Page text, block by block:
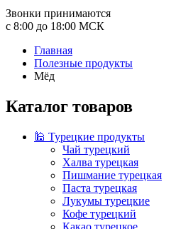
Звонки принимаются
с 8:00 до 18:00 МСК
Главная
Полезные продукты
Мёд
Каталог товаров
🕌 Турецкие продукты
Чай турецкий
Халва турецкая
Пишмание турецкая
Паста турецкая
Лукумы турецкие
Кофе турецкий
Какао турецкое